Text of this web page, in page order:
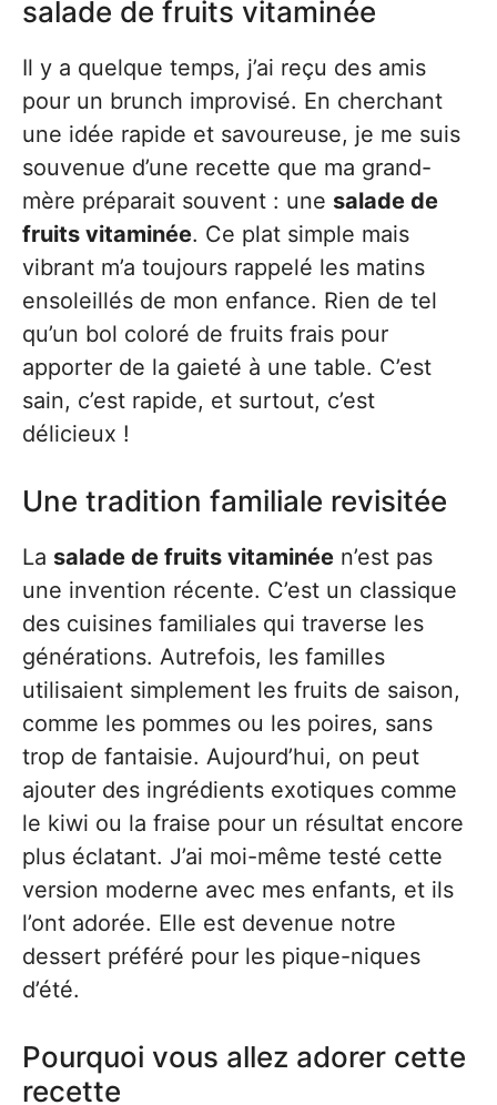
salade de fruits vitaminée
Il y a quelque temps, j’ai reçu des amis
pour un brunch improvisé. En cherchant
une idée rapide et savoureuse, je me suis
souvenue d’une recette que ma grand-
mère préparait souvent : une salade de
fruits vitaminée. Ce plat simple mais
vibrant m’a toujours rappelé les matins
ensoleillés de mon enfance. Rien de tel
qu’un bol coloré de fruits frais pour
apporter de la gaieté à une table. C’est
sain, c’est rapide, et surtout, c’est
délicieux !
Une tradition familiale revisitée
La salade de fruits vitaminée n’est pas
une invention récente. C’est un classique
des cuisines familiales qui traverse les
générations. Autrefois, les familles
utilisaient simplement les fruits de saison,
comme les pommes ou les poires, sans
trop de fantaisie. Aujourd’hui, on peut
ajouter des ingrédients exotiques comme
le kiwi ou la fraise pour un résultat encore
plus éclatant. J’ai moi-même testé cette
version moderne avec mes enfants, et ils
l’ont adorée. Elle est devenue notre
dessert préféré pour les pique-niques
d’été.
Pourquoi vous allez adorer cette
recette